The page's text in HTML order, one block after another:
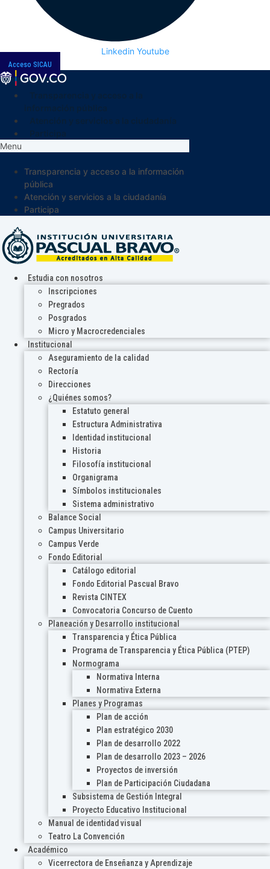
Linkedin Youtube
Acceso SICAU
Menu
Transparencia y acceso a la información
pública
Atención y servicios a la ciudadanía
Participa
Estudia con nosotros
Inscripciones
Pregrados
Posgrados
Micro y Macrocredenciales
Institucional
Aseguramiento de la calidad
Rectoría
Direcciones
¿Quiénes somos?
Estatuto general
Estructura Administrativa
Identidad institucional
Historia
Filosofía institucional
Organigrama
Símbolos institucionales
Sistema administrativo
Balance Social
Campus Universitario
Campus Verde
Fondo Editorial
Catálogo editorial
Fondo Editorial Pascual Bravo
Revista CINTEX
Convocatoria Concurso de Cuento
Planeación y Desarrollo institucional
Transparencia y Ética Pública
Programa de Transparencia y Ética Pública (PTEP)
Normograma
Normativa Interna
Normativa Externa
Planes y Programas
Plan de acción
Plan estratégico 2030
Plan de desarrollo 2022
Plan de desarrollo 2023 – 2026
Proyectos de inversión
Plan de Participación Ciudadana
Subsistema de Gestión Integral
Proyecto Educativo Institucional
Manual de identidad visual
Teatro La Convención
Académico
Vicerrectora de Enseñanza y Aprendizaje